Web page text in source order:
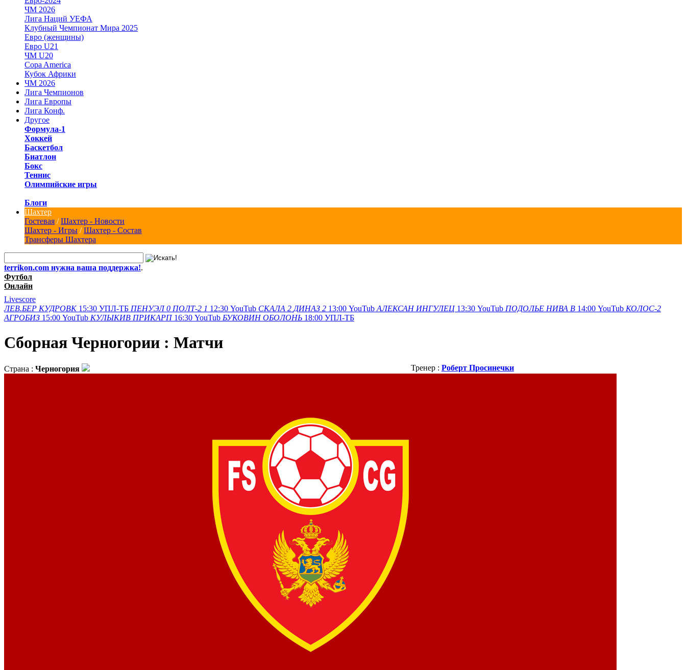
ЧМ 2026
Лига Наций УЕФА
Клубный Чемпионат Мира 2025
Евро (женщины)
Евро U21
ЧМ U20
Copa America
Кубок Африки
ЧМ 2026
Лига Чемпионов
Лига Европы
Лига Конф.
Другое
Формула-1
Хоккей
Баскетбол
Биатлон
Бокс
Теннис
Олимпийские игры
Блоги
Шахтер
Гостевая /Шахтер - Новости
Шахтер - Игры /Шахтер - Состав
Трансферы Шахтера
terrikon.com нужна ваша поддержка!.
Футбол
Онлайн
Livescore
ЛЕВ.БЕР КУДРОВК 15:30 УПЛ-ТБ ПЕНУЭЛ 0 ПОЛТ-2 1 12:30 YouTub СКАЛА 2 ДИНАЗ 2 13:00 YouTub АЛЕКСАН ИНГУЛЕЦ 13:30 YouTub ПОДОЛЬЕ НИВА В 14:00 YouTub КОЛОС-2
АГРОБИЗ 15:00 YouTub КУЛЫКИВ ПРИКАРП 16:30 YouTub БУКОВИН ОБОЛОНЬ 18:00 УПЛ-ТБ
Сборная Черногории : Матчи
Страна : Черногория Тренер : Роберт Просинечки